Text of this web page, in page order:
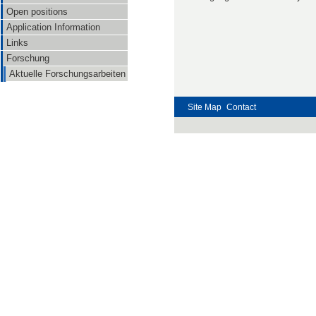
Open positions
Application Information
Links
Forschung
Aktuelle Forschungsarbeiten
Site Map Contact